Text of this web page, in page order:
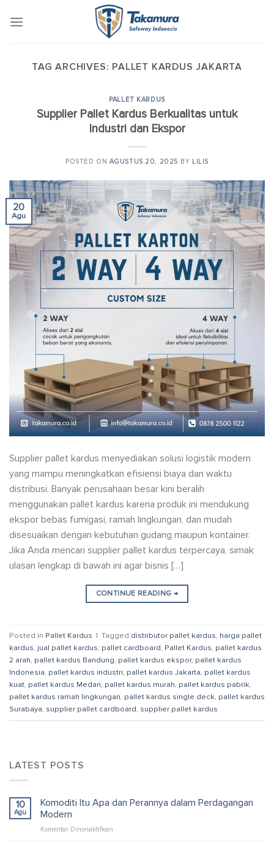
TAG ARCHIVES: PALLET KARDUS JAKARTA
PALLET KARDUS
Supplier Pallet Kardus Berkualitas untuk
Industri dan Ekspor
POSTED ON AGUSTUS 20, 2025 BY LILIS
20
Agu
Supplier pallet kardus menyediakan solusi logistik modern
yang mampu meningkatkan efisiensi biaya dan waktu
distribusi. Banyak perusahaan besar kini beralih
menggunakan pallet kardus karena produk ini mendukung
ekspor bebas fumigasi, ramah lingkungan, dan mudah
disesuaikan dengan kebutuhan gudang maupun kontainer.
Jika Anda mencari supplier pallet kardus terpercaya, simak
ulasan lengkap di bawah ini agar bisnis […]
CONTINUE READING →
Posted in Pallet Kardus | Tagged distributor pallet kardus, harga pallet
kardus, jual pallet kardus, pallet cardboard, Pallet Kardus, pallet kardus
2 arah, pallet kardus Bandung, pallet kardus ekspor, pallet kardus
Indonesia, pallet kardus industri, pallet kardus Jakarta, pallet kardus
kuat, pallet kardus Medan, pallet kardus murah, pallet kardus pabrik,
pallet kardus ramah lingkungan, pallet kardus single deck, pallet kardus
Surabaya, supplier pallet cardboard, supplier pallet kardus
LATEST POSTS
10
Agu
Komoditi Itu Apa dan Perannya dalam Perdagangan
Modern
Komentar Dinonaktifkan